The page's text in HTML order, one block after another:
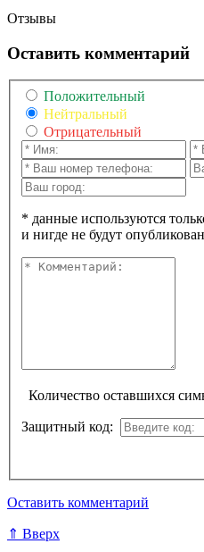
Отзывы
Оставить комментарий
Положительный
Нейтральный
Отрицательный
* данные используются
и нигде не будут
Количество оставшихся
Защитный код:
Оставить комментарий
⇑ Вверх